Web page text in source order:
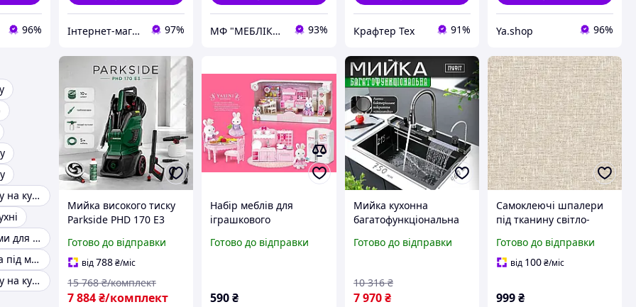
96% Інтернет-магазин «Копійка» 97% МФ "МЕБЛІКС", MEBLIX™ 93% Крафтер Тех 91% Ya.shop 96%
Тумба під мийку на кухню
Тумба з ящиками для кухні
Кухонний шафа під мийку
Тумба під мийку на кухню 800х600
Мийка високого тиску
Parkside PHD 170 E3
для будинку терас,
садових меблів 170 бар
2400 Вт
Готово до відправки
від788₴/міс
7 884₴/комплект
15 768 ₴/комплект
Набір меблів для
іграшкового
будиночка, меблі для
зайчик, в коробці
Готово до відправки
590₴
Мийка кухонна
багатофункціональна
Graphite для кухні з
змішувачем з
нержавіючої сталі
Готово до відправки
7 970 ₴
10 316 ₴
Самоклеючі шпалери
під тканину світло-
вінілова ПВХ плівка 45
см × 10 м, декоративна
Готово до відправки
від 100₴/міс
999₴